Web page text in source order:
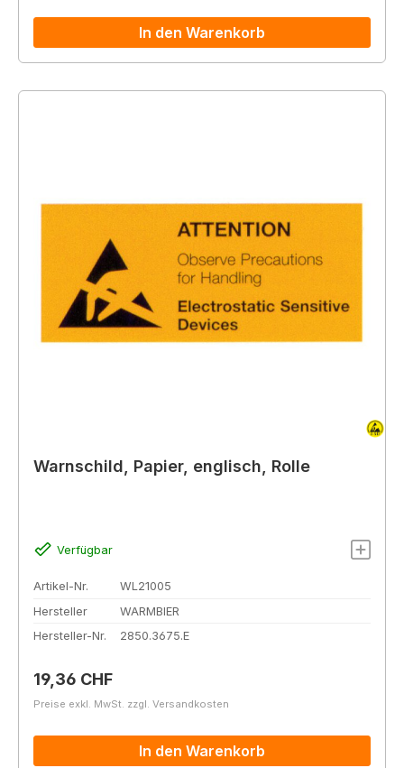
In den Warenkorb
Warnschild, Papier, englisch, Rolle
Verfügbar
Artikel-Nr.
WL21005
Hersteller
WARMBIER
Hersteller-Nr.
2850.3675.E
Regulärer Preis:
19,36 CHF
Preise exkl. MwSt. zzgl. Versandkosten
In den Warenkorb